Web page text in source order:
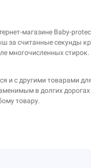
магазине Baby-
считанные секунды
многочисленных
и с другими товарами
в долгих
товару.